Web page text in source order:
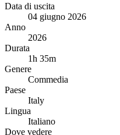
Data di uscita
04 giugno 2026
Anno
2026
Durata
1h 35m
Genere
Commedia
Paese
Italy
Lingua
Italiano
Dove vedere